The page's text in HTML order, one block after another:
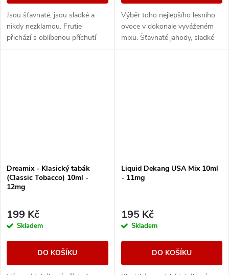
Jsou šťavnaté, jsou sladké a
nikdy nezklamou. Frutie
přichází s oblíbenou příchutí
borůvek, která vám prostě
Výběr toho nejlepšího lesního
ovoce v dokonale vyváženém
mixu. Šťavnaté jahody, sladké
maliny nebo vyzrálé borůvky, to
Dreamix - Klasický tabák
(Classic Tobacco) 10ml -
12mg
199 Kč
Skladem
DO KOŠÍKU
Liquid Dekang USA Mix 10ml
- 11mg
195 Kč
Skladem
DO KOŠÍKU